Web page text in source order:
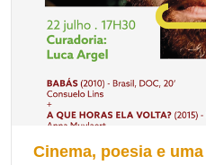
Cinema, poesia e